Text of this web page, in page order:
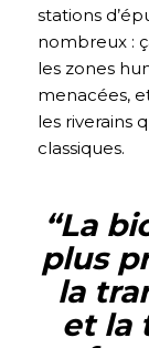
stations
nombreux :
les zones
menacées,
les riverains
classiques.
“La
plus
la
et la